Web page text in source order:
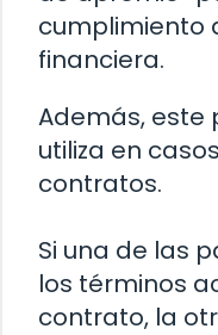
cumplimiento
financiera.
Además, este
utiliza en
contratos.
Si una de las
los términos
contrato, la